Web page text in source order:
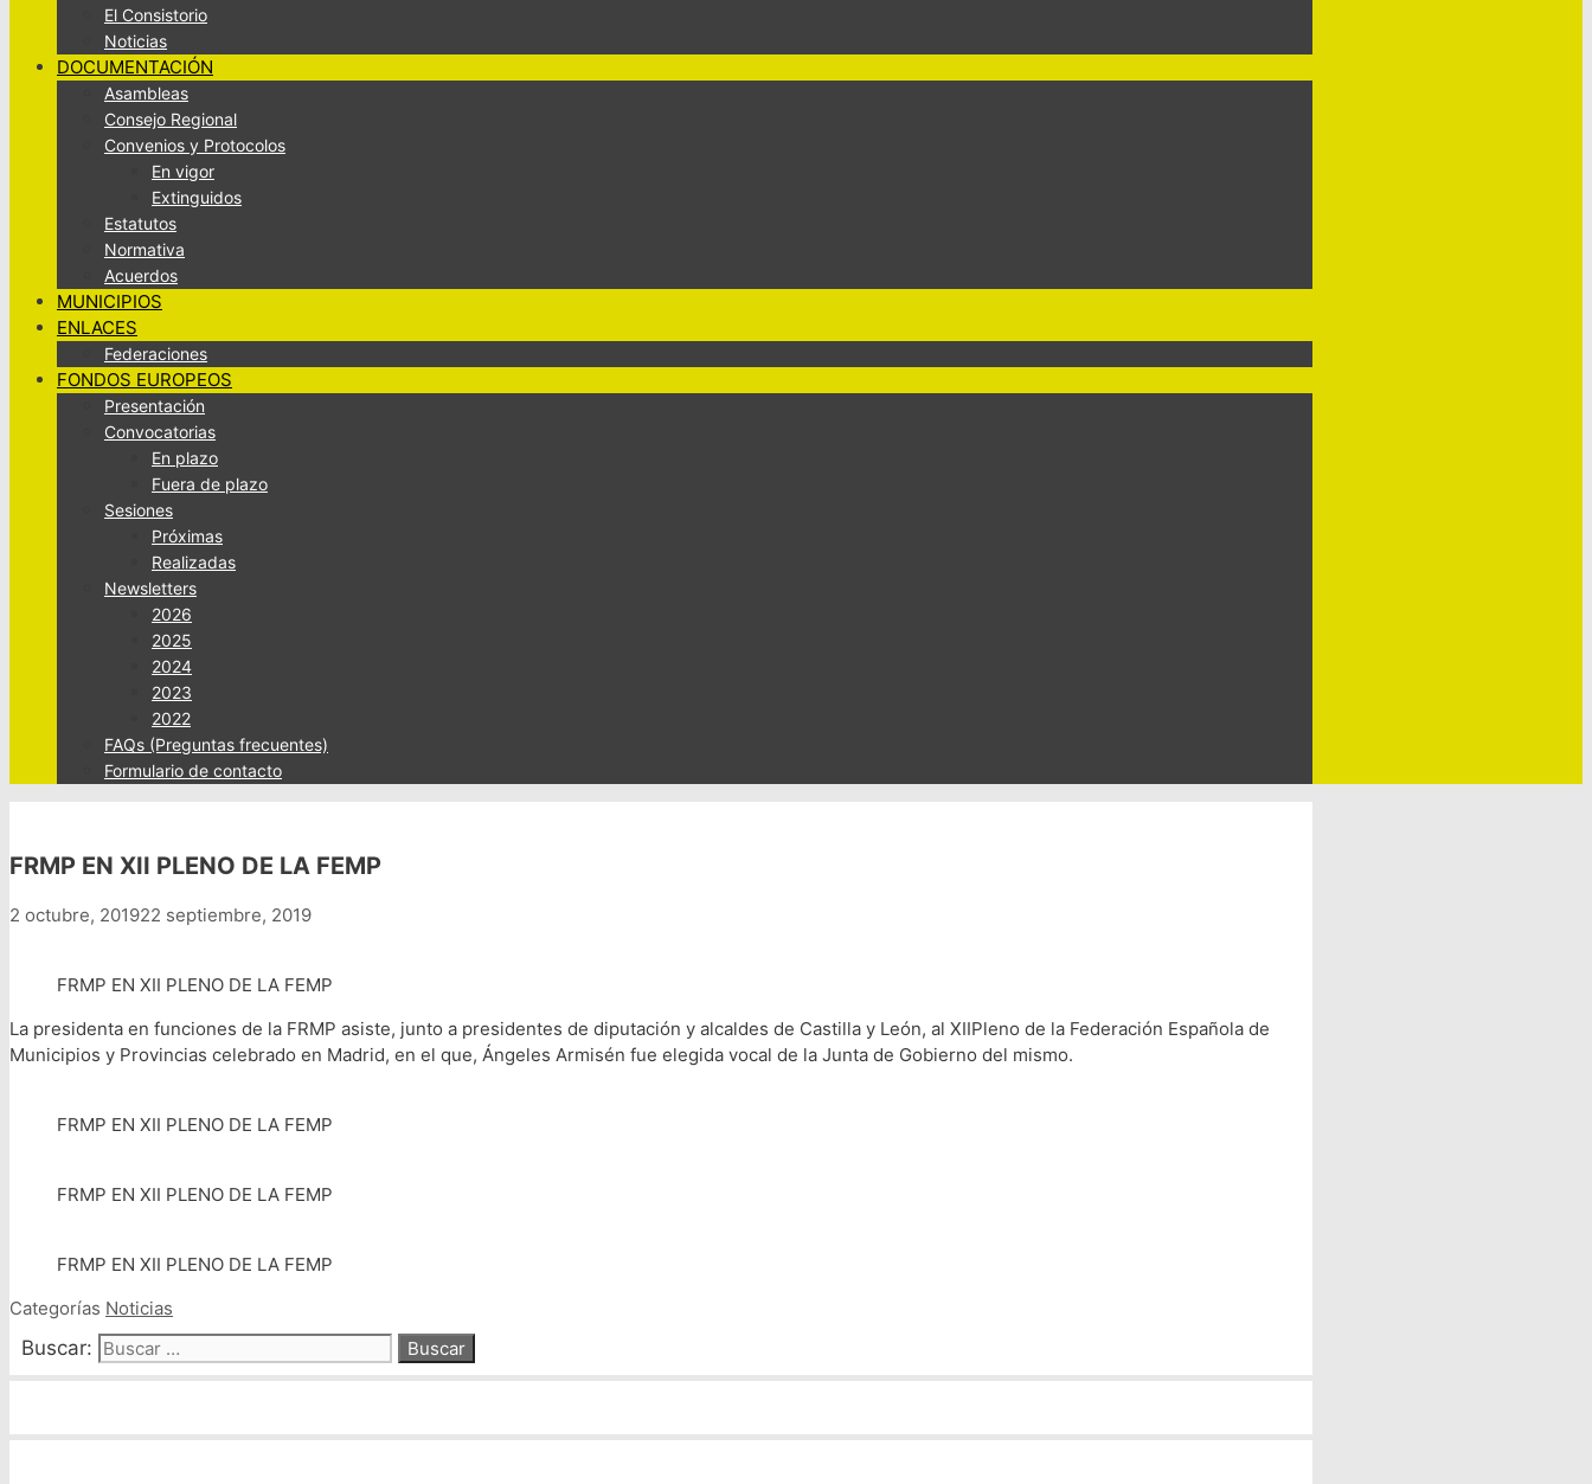
El Consistorio
Noticias
DOCUMENTACIÓN
Asambleas
Consejo Regional
Convenios y Protocolos
En vigor
Extinguidos
Estatutos
Normativa
Acuerdos
MUNICIPIOS
ENLACES
Federaciones
FONDOS EUROPEOS
Presentación
Convocatorias
En plazo
Fuera de plazo
Sesiones
Próximas
Realizadas
Newsletters
2026
2025
2024
2023
2022
FAQs (Preguntas frecuentes)
Formulario de contacto
FRMP EN XII PLENO DE LA FEMP
2 octubre, 201922 septiembre, 2019
FRMP EN XII PLENO DE LA FEMP
La presidenta en funciones de la FRMP asiste, junto a presidentes de diputación y alcaldes de Castilla y León, al XIIPleno de la Federación Española de
Municipios y Provincias celebrado en Madrid, en el que, Ángeles Armisén fue elegida vocal de la Junta de Gobierno del mismo.
FRMP EN XII PLENO DE LA FEMP
FRMP EN XII PLENO DE LA FEMP
FRMP EN XII PLENO DE LA FEMP
Categorías Noticias
Buscar: